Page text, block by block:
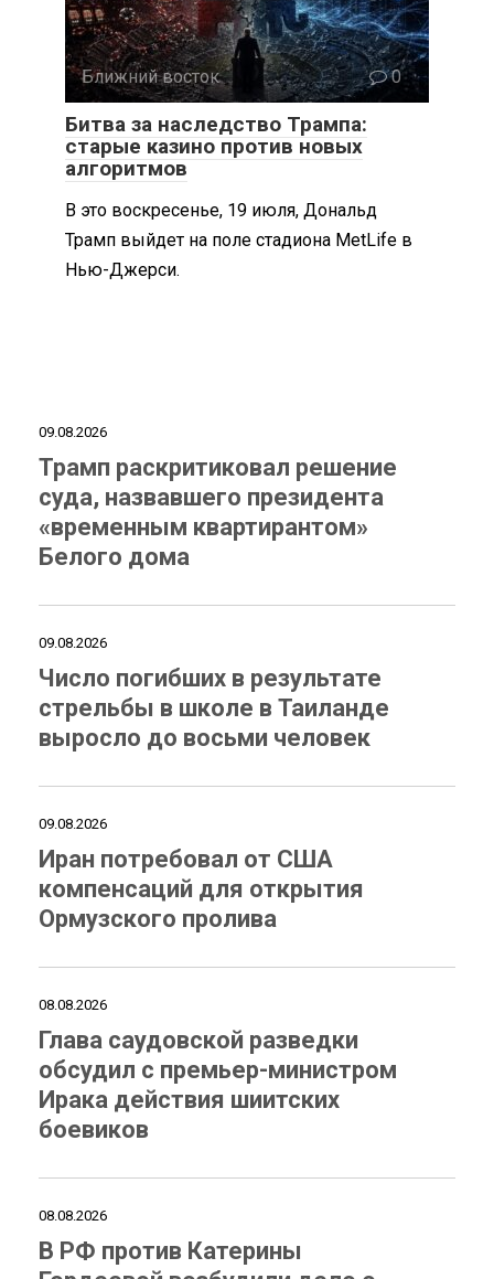
Ближний восток 0
Битва за наследство Трампа:
старые казино против новых
алгоритмов
В это воскресенье, 19 июля, Дональд
Трамп выйдет на поле стадиона MetLife в
Нью-Джерси.
09.08.2026
Трамп раскритиковал решение
суда, назвавшего президента
«временным квартирантом»
Белого дома
09.08.2026
Число погибших в результате
стрельбы в школе в Таиланде
выросло до восьми человек
09.08.2026
Иран потребовал от США
компенсаций для открытия
Ормузского пролива
08.08.2026
Глава саудовской разведки
обсудил с премьер-министром
Ирака действия шиитских
боевиков
08.08.2026
В РФ против Катерины